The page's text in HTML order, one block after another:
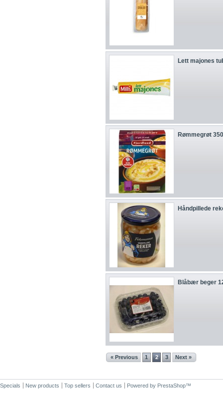
Lett majones
Rømmegrøt
Håndpillede
Blåbær beger
« Previous 1 2 3 Next »
Specials New products Top sellers Contact us Powered by PrestaShop™